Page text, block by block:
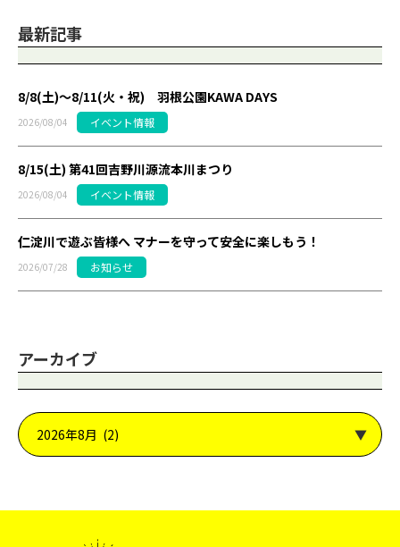
最新記事
8/8(土)～8/11(火・祝) 羽根公園KAWA DAYS
2026/08/04 イベント情報
8/15(土) 第41回吉野川源流本川まつり
2026/08/04 イベント情報
仁淀川で遊ぶ皆様へ マナーを守って安全に楽しもう！
2026/07/28 お知らせ
アーカイブ